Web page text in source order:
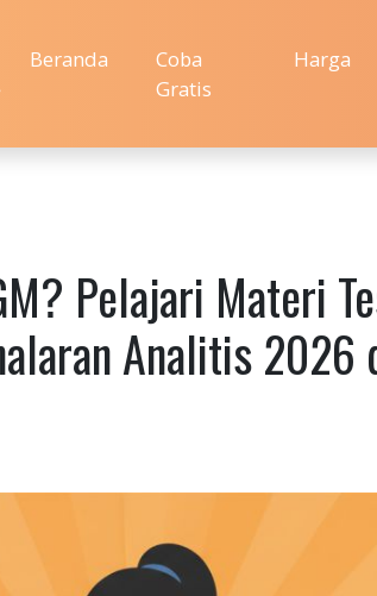
Beranda
Coba
Gratis
Harga
Pelajari Materi
Analitis 2026